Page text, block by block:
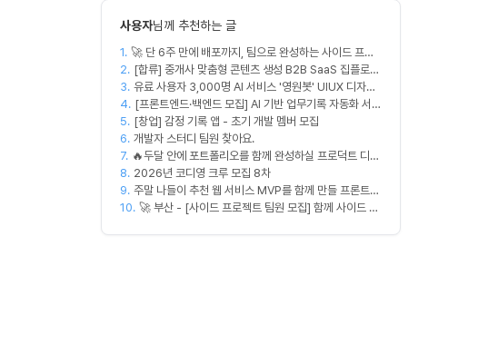
사용자님께 추천하는 글
1. 🚀 단 6주 만에 배포까지, 팀으로 완성하는 사이드 프로
젝트 [스위프 웹 15기] 🚀
2. [합류] 중개사 맞춤형 콘텐츠 생성 B2B SaaS 집플로우
과 함께 하실 멤버를 모집합니다!
3. 유료 사용자 3,000명 AI 서비스 '영원봇' UIUX 디자인
팀원 모집
4. [프론트엔드·백엔드 모집] AI 기반 업무기록 자동화 서비
스 MVP 개발
5. [창업] 감정 기록 앱 - 초기 개발 멤버 모집
6. 개발자 스터디 팀원 찾아요.
7. 🔥두달 안에 포트폴리오를 함께 완성하실 프로덕트 디자
이너를 찾습니다!🔥
8. 2026년 코디영 크루 모집 8차
9. 주말 나들이 추천 웹 서비스 MVP를 함께 만들 프론트엔
드/디자이너 모집합니다
10. 🚀 부산 - [사이드 프로젝트 팀원 모집] 함께 사이드 프